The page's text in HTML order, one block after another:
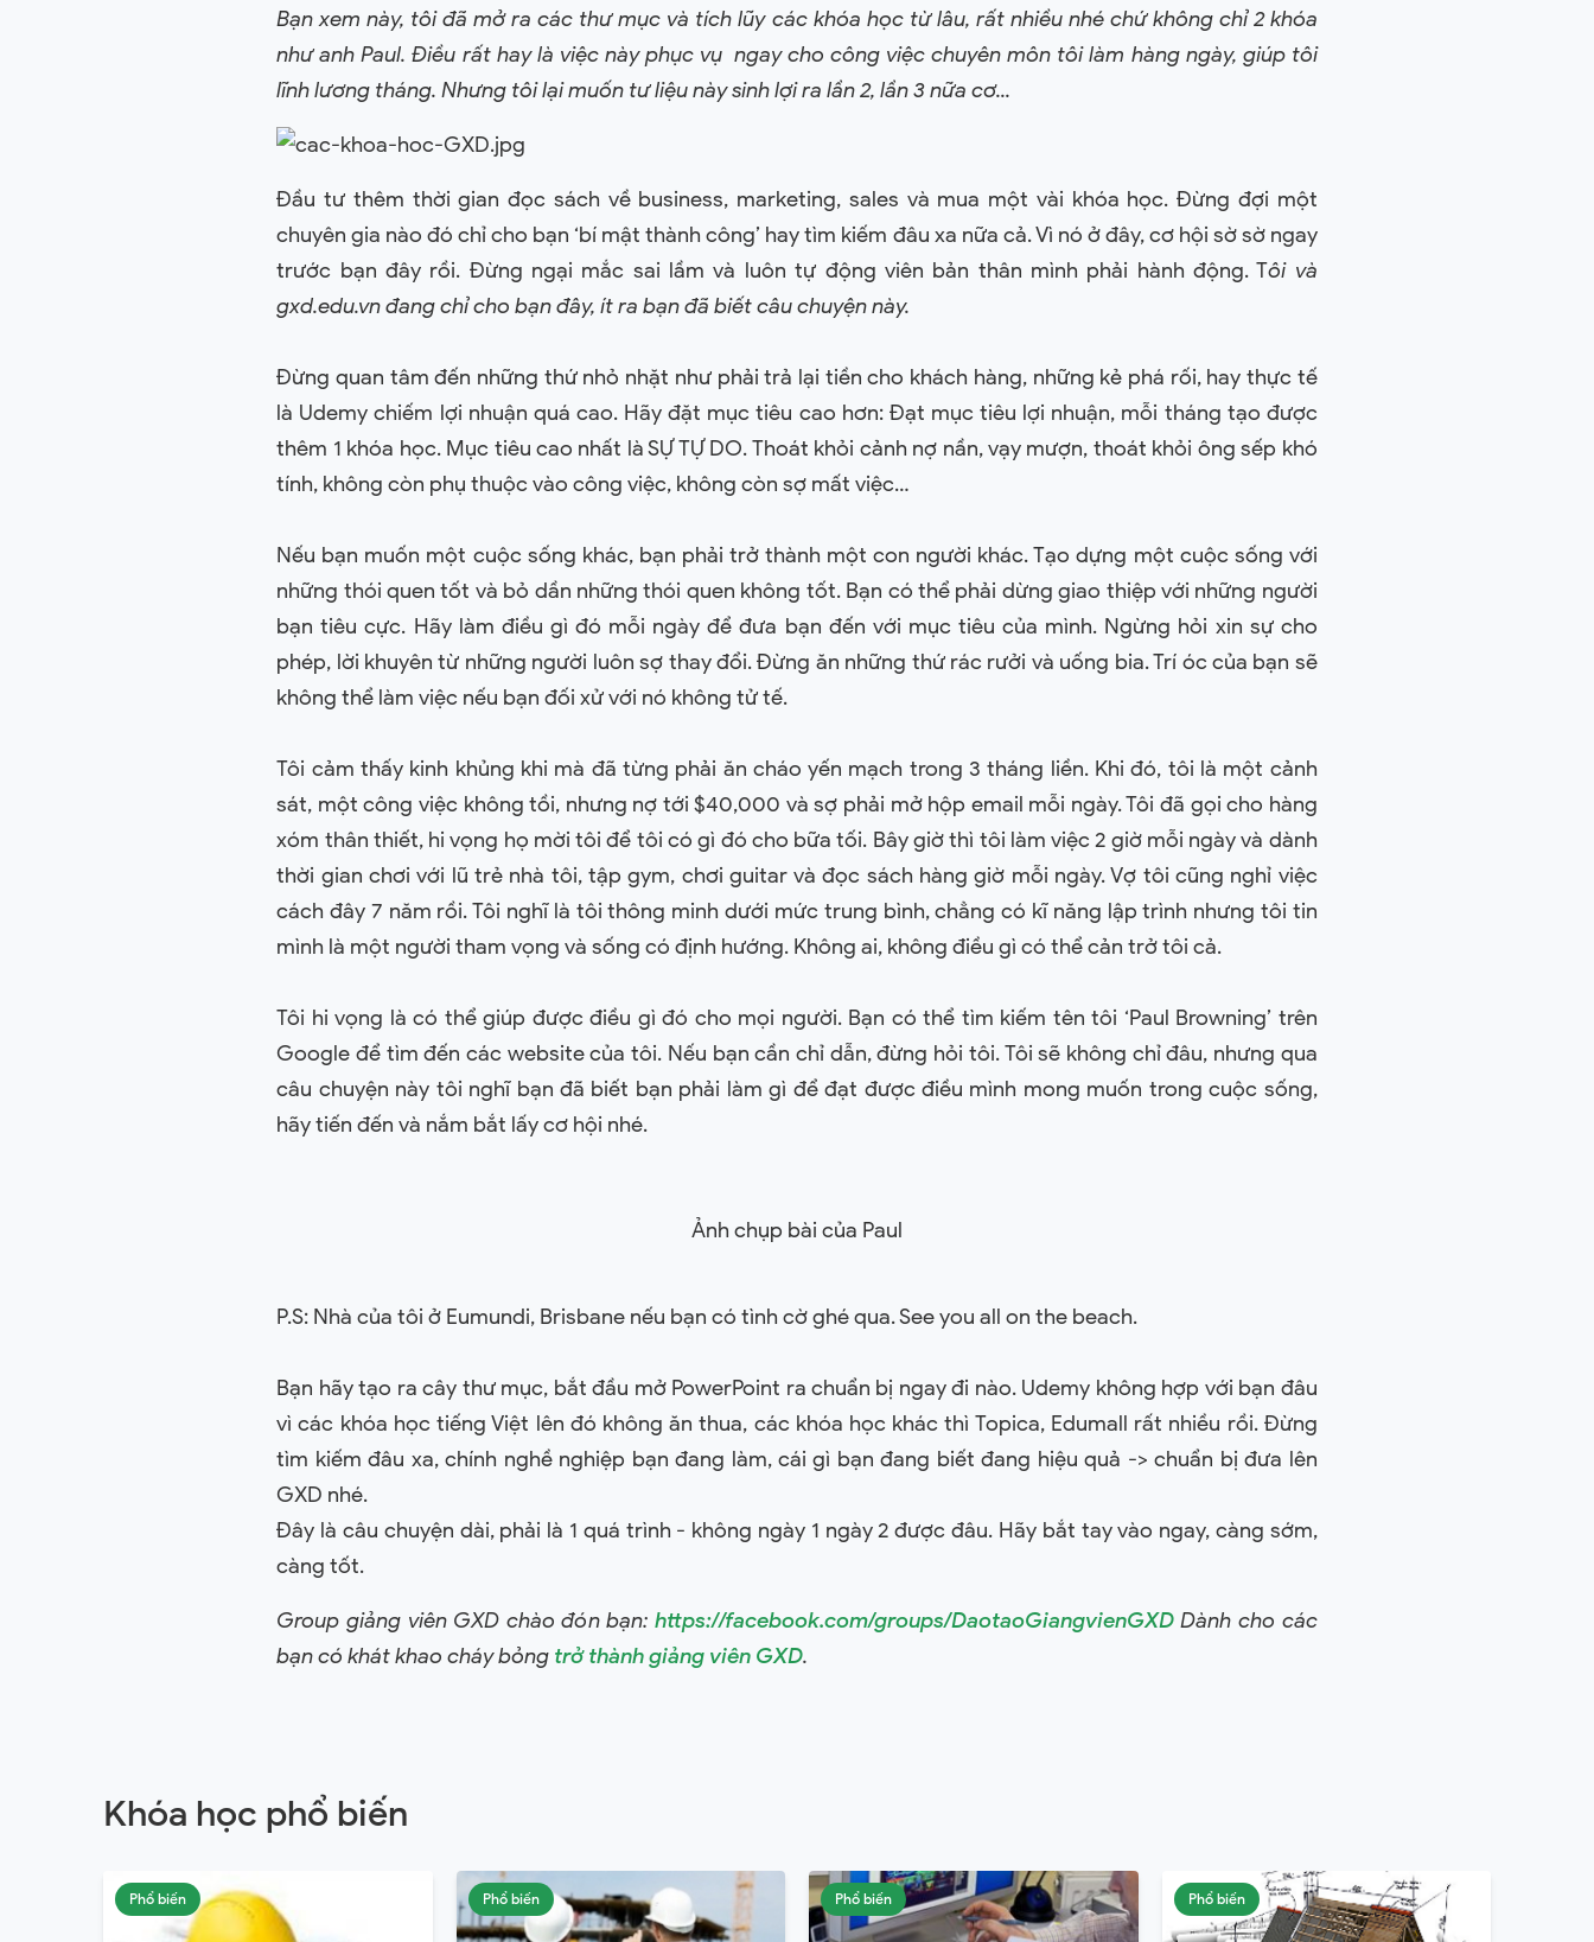
Bạn xem này, tôi đã mở ra các thư mục và tích lũy các khóa học từ lâu, rất nhiều nhé chứ không chỉ 2 khóa
như anh Paul. Điều rất hay là việc này phục vụ ngay cho công việc chuyên môn tôi làm hàng ngày, giúp tôi
lĩnh lương tháng. Nhưng tôi lại muốn tư liệu này sinh lợi ra lần 2, lần 3 nữa cơ...
Đầu tư thêm thời gian đọc sách về business, marketing, sales và mua một vài khóa học. Đừng đợi một
chuyên gia nào đó chỉ cho bạn ‘bí mật thành công’ hay tìm kiếm đâu xa nữa cả. Vì nó ở đây, cơ hội sờ sờ ngay
trước bạn đây rồi. Đừng ngại mắc sai lầm và luôn tự động viên bản thân mình phải hành động. Tôi và
gxd.edu.vn đang chỉ cho bạn đây, ít ra bạn đã biết câu chuyện này.
Đừng quan tâm đến những thứ nhỏ nhặt như phải trả lại tiền cho khách hàng, những kẻ phá rối, hay thực tế
là Udemy chiếm lợi nhuận quá cao. Hãy đặt mục tiêu cao hơn: Đạt mục tiêu lợi nhuận, mỗi tháng tạo được
thêm 1 khóa học. Mục tiêu cao nhất là SỰ TỰ DO. Thoát khỏi cảnh nợ nần, vạy mượn, thoát khỏi ông sếp khó
tính, không còn phụ thuộc vào công việc, không còn sợ mất việc…
Nếu bạn muốn một cuộc sống khác, bạn phải trở thành một con người khác. Tạo dựng một cuộc sống với
những thói quen tốt và bỏ dần những thói quen không tốt. Bạn có thể phải dừng giao thiệp với những người
bạn tiêu cực. Hãy làm điều gì đó mỗi ngày để đưa bạn đến với mục tiêu của mình. Ngừng hỏi xin sự cho
phép, lời khuyên từ những người luôn sợ thay đổi. Đừng ăn những thứ rác rưởi và uống bia. Trí óc của bạn sẽ
không thể làm việc nếu bạn đối xử với nó không tử tế.
Tôi cảm thấy kinh khủng khi mà đã từng phải ăn cháo yến mạch trong 3 tháng liền. Khi đó, tôi là một cảnh
sát, một công việc không tồi, nhưng nợ tới $40,000 và sợ phải mở hộp email mỗi ngày. Tôi đã gọi cho hàng
xóm thân thiết, hi vọng họ mời tôi để tôi có gì đó cho bữa tối. Bây giờ thì tôi làm việc 2 giờ mỗi ngày và dành
thời gian chơi với lũ trẻ nhà tôi, tập gym, chơi guitar và đọc sách hàng giờ mỗi ngày. Vợ tôi cũng nghỉ việc
cách đây 7 năm rồi. Tôi nghĩ là tôi thông minh dưới mức trung bình, chẳng có kĩ năng lập trình nhưng tôi tin
mình là một người tham vọng và sống có định hướng. Không ai, không điều gì có thể cản trở tôi cả.
Tôi hi vọng là có thể giúp được điều gì đó cho mọi người. Bạn có thể tìm kiếm tên tôi ‘Paul Browning’ trên
Google để tìm đến các website của tôi. Nếu bạn cần chỉ dẫn, đừng hỏi tôi. Tôi sẽ không chỉ đâu, nhưng qua
câu chuyện này tôi nghĩ bạn đã biết bạn phải làm gì để đạt được điều mình mong muốn trong cuộc sống,
hãy tiến đến và nắm bắt lấy cơ hội nhé.
Ảnh chụp bài của Paul
P.S: Nhà của tôi ở Eumundi, Brisbane nếu bạn có tình cờ ghé qua. See you all on the beach.
Bạn hãy tạo ra cây thư mục, bắt đầu mở PowerPoint ra chuẩn bị ngay đi nào. Udemy không hợp với bạn đâu
vì các khóa học tiếng Việt lên đó không ăn thua, các khóa học khác thì Topica, Edumall rất nhiều rồi. Đừng
tìm kiếm đâu xa, chính nghề nghiệp bạn đang làm, cái gì bạn đang biết đang hiệu quả -> chuẩn bị đưa lên
GXD nhé.
Đây là câu chuyện dài, phải là 1 quá trình - không ngày 1 ngày 2 được đâu. Hãy bắt tay vào ngay, càng sớm,
càng tốt.
Group giảng viên GXD chào đón bạn: https://facebook.com/groups/DaotaoGiangvienGXDDành cho các
bạn có khát khao cháy bỏng trở thành giảng viên GXD.
Khóa học phổ biến
Phổ biến Phổ biến Phổ biến Phổ biến